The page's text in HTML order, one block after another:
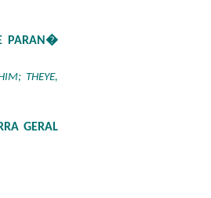
PARAN�
THEYE,
GERAL